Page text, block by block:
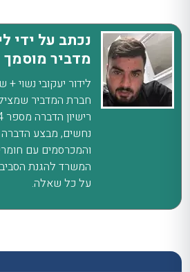
נכתב על ידי
מדביר מוסמך
לידור יעקובי נשוי
חברת המדביר
נחשים, מבצע הדברה
והמכרסמים עם
המשרד להגנת
על כל שאלה.